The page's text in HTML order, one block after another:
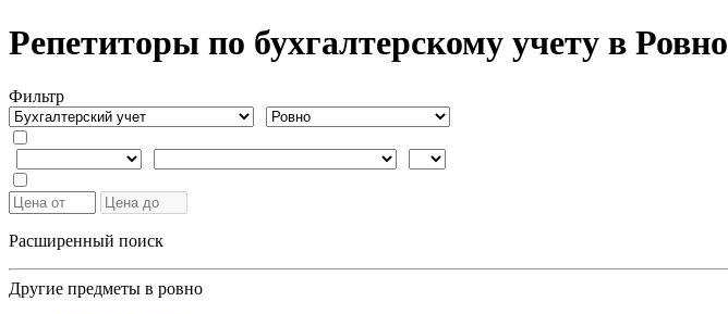
Репетиторы по бухгалтерскому учету в Ровно
Фильтр
Расширенный поиск
Другие предметы в ровно